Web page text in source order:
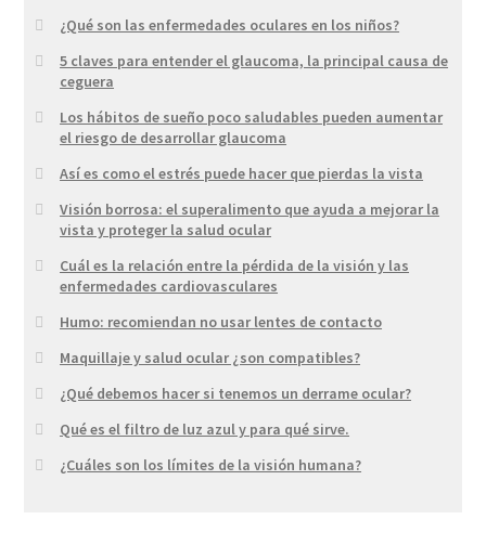
¿Qué son las enfermedades oculares en los niños?
5 claves para entender el glaucoma, la principal causa de
ceguera
Los hábitos de sueño poco saludables pueden aumentar
el riesgo de desarrollar glaucoma
Así es como el estrés puede hacer que pierdas la vista
Visión borrosa: el superalimento que ayuda a mejorar la
vista y proteger la salud ocular
Cuál es la relación entre la pérdida de la visión y las
enfermedades cardiovasculares
Humo: recomiendan no usar lentes de contacto
Maquillaje y salud ocular ¿son compatibles?
¿Qué debemos hacer si tenemos un derrame ocular?
Qué es el filtro de luz azul y para qué sirve.
¿Cuáles son los límites de la visión humana?